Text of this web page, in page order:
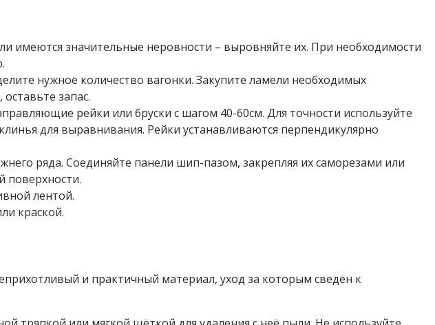
имеются значительные неровности – выровняйте их. При необходимости
нужное количество вагонки. Закупите ламели необходимых
запас.
рейки или бруски с шагом 40-60см. Для точности используйте
для выравнивания. Рейки устанавливаются перпендикулярно
ряда. Соединяйте панели шип-пазом, закрепляя их саморезами или
поверхности.
лентой.
краской.
и практичный материал, уход за которым сведён к